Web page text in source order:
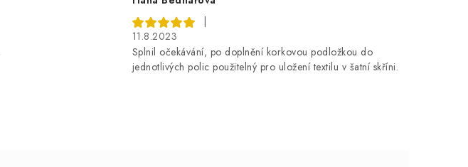
11.8.2023
Splnil očekávání, po doplnění korkovou podložkou do
jednotlivých polic použitelný pro uložení textilu v šatní skříni.